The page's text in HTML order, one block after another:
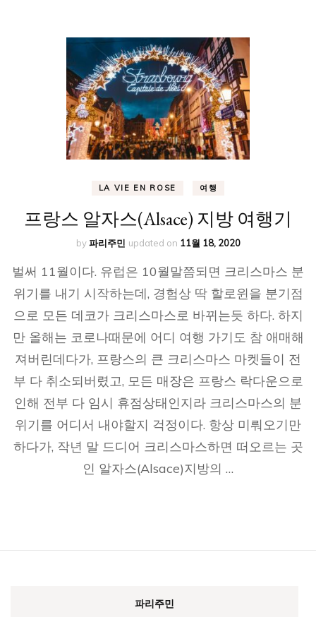
LA VIE EN ROSE 여행
프랑스 알자스(Alsace) 지방 여행기
by파리주민 updated on 11월 18, 2020
벌써 11월이다. 유럽은 10월말쯤되면 크리스마스 분
위기를 내기 시작하는데, 경험상 딱 할로윈을 분기점
으로 모든 데코가 크리스마스로 바뀌는듯 하다. 하지
만 올해는 코로나때문에 어디 여행 가기도 참 애매해
져버린데다가, 프랑스의 큰 크리스마스 마켓들이 전
부 다 취소되버렸고, 모든 매장은 프랑스 락다운으로
인해 전부 다 임시 휴점상태인지라 크리스마스의 분
위기를 어디서 내야할지 걱정이다. 항상 미뤄오기만
하다가, 작년 말 드디어 크리스마스하면 떠오르는 곳
인 알자스(Alsace)지방의 …
파리주민